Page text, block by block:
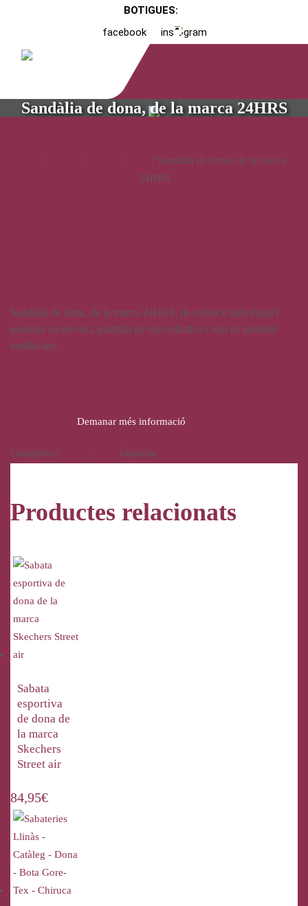
BOTIGUES:
facebook
instagram
Sandàlia de dona, de la marca 24HRS
/ / /
/ Sandàlia de dona, de la marca
24HRS
Sandàlia de dona, de la marca 24HRS, de nobuck hidrofugat i
pedreria swarovski, plantilla de viscoelàstica i sola de polietilè
antilliscant
Demanar més informació
Categories: , Etiqueta:
Productes relacionats
Sabata
esportiva
de dona de
la marca
Skechers
Street air
84,95€